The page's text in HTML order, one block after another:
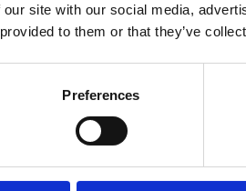
site with our social media,
to them or that they’ve
Preferences